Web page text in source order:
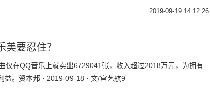
2019-09-19 14:12:26
要忍住？
仅在QQ音乐上就卖出6729041张，收入超过2018万元，为拥有
。资本邦 · 2019-09-18 · 文/宫艺航9